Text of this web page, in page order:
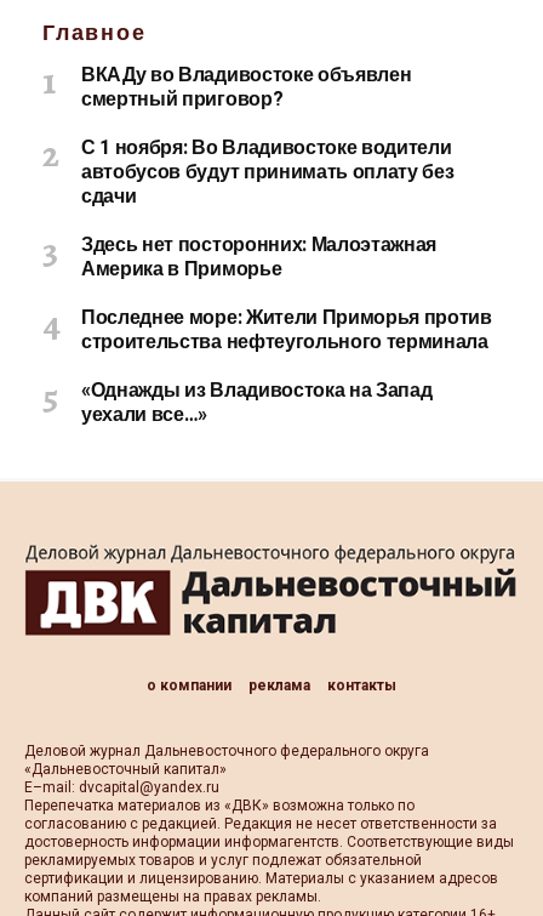
Главное
ВКАДу во Владивостоке объявлен
смертный приговор?
С 1 ноября: Во Владивостоке водители
автобусов будут принимать оплату без
сдачи
Здесь нет посторонних: Малоэтажная
Америка в Приморье
Последнее море: Жители Приморья против
строительства нефтеугольного терминала
«Однажды из Владивостока на Запад
уехали все…»
о компании реклама контакты
Деловой журнал Дальневосточного федерального округа
«Дальневосточный капитал»
Е–mail: dvcapital@yandex.ru
Перепечатка материалов из «ДВК» возможна только по
согласованию с редакцией. Редакция не несет ответственности за
достоверность информации информагентств. Соответствующие виды
рекламируемых товаров и услуг подлежат обязательной
сертификации и лицензированию. Материалы с указанием адресов
компаний размещены на правах рекламы.